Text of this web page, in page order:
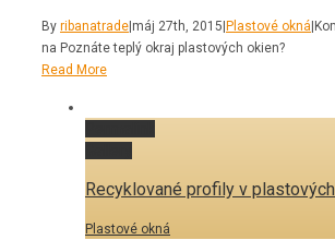
By ribanatrade máj 27th, 2015 Plastové okná
na Poznáte teplý okraj plastových okien?
Read More
Recyklované profily v
Plastové okná